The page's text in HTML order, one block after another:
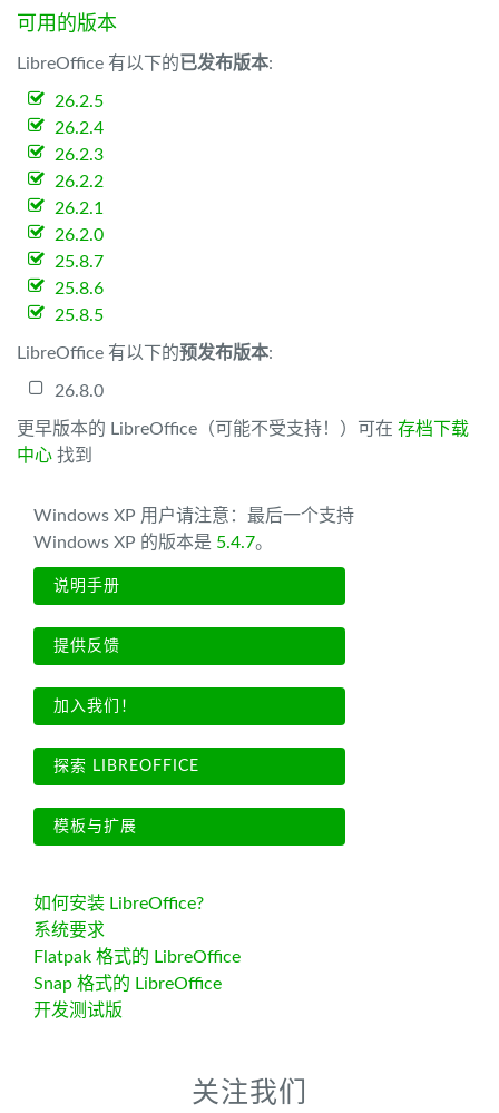
可用的版本
LibreOffice 有以下的已发布版本:
26.2.5
26.2.4
26.2.3
26.2.2
26.2.1
26.2.0
25.8.7
25.8.6
25.8.5
LibreOffice 有以下的预发布版本:
26.8.0
更早版本的 LibreOffice（可能不受支持！）可在 存档下载
中心 找到
Windows XP 用户请注意：最后一个支持
Windows XP 的版本是 5.4.7。
说明手册
提供反馈
加入我们！
探索 LIBREOFFICE
模板与扩展
如何安装 LibreOffice?
系统要求
Flatpak 格式的 LibreOffice
Snap 格式的 LibreOffice
开发测试版
关注我们